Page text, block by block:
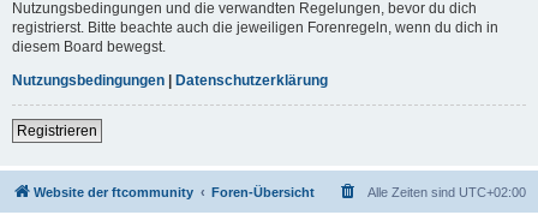
Nutzungsbedingungen und die verwandten Regelungen, bevor du dich
registrierst. Bitte beachte auch die jeweiligen Forenregeln, wenn du dich in
diesem Board bewegst.
Nutzungsbedingungen | Datenschutzerklärung
Registrieren
Website der ftcommunity Foren-Übersicht Alle Zeiten sind UTC+02:00